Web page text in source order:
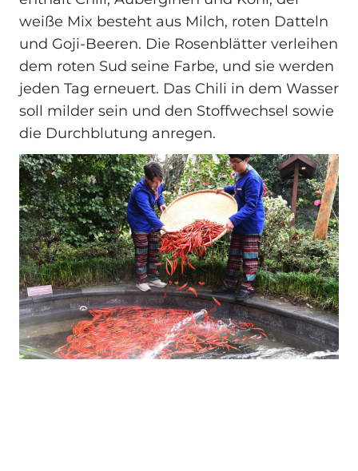
weiße Mix besteht aus Milch, roten Datteln
und Goji-Beeren. Die Rosenblätter verleihen
dem roten Sud seine Farbe, und sie werden
jeden Tag erneuert. Das Chili in dem Wasser
soll milder sein und den Stoffwechsel sowie
die Durchblutung anregen.